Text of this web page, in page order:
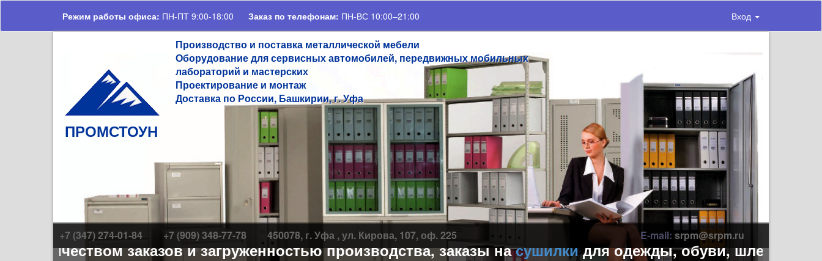
Режим работы офиса: ПН-ПТ 9:00-18:00 Заказ по телефонам: ПН-ВС 10:00–21:00 Вход
ПРОМСТОУН
Производство и поставка металлической мебели
Оборудование для сервисных автомобилей, передвижных мобильных
лабораторий и мастерских
Проектирование и монтаж
Доставка по России, Башкирии, г. Уфа
E-mail: srpm@srpm.ru
+7 (347) 274-01-84 +7 (909) 348-77-78 450078, г. Уфа , ул. Кирова, 107, оф. 225
заказов и загруженностью производства, заказы насушилкидля одежды, обуви, шлемов,